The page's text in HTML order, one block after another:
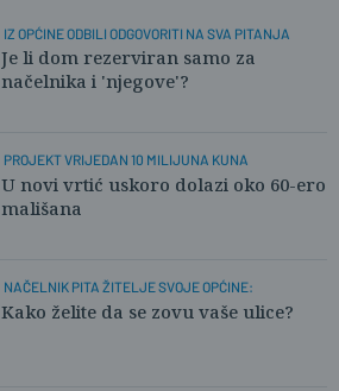
IZ OPĆINE ODBILI ODGOVORITI NA SVA PITANJA
Je li dom rezerviran samo za
načelnika i 'njegove'?
PROJEKT VRIJEDAN 10 MILIJUNA KUNA
U novi vrtić uskoro dolazi oko 60-ero
mališana
NAČELNIK PITA ŽITELJE SVOJE OPĆINE:
Kako želite da se zovu vaše ulice?